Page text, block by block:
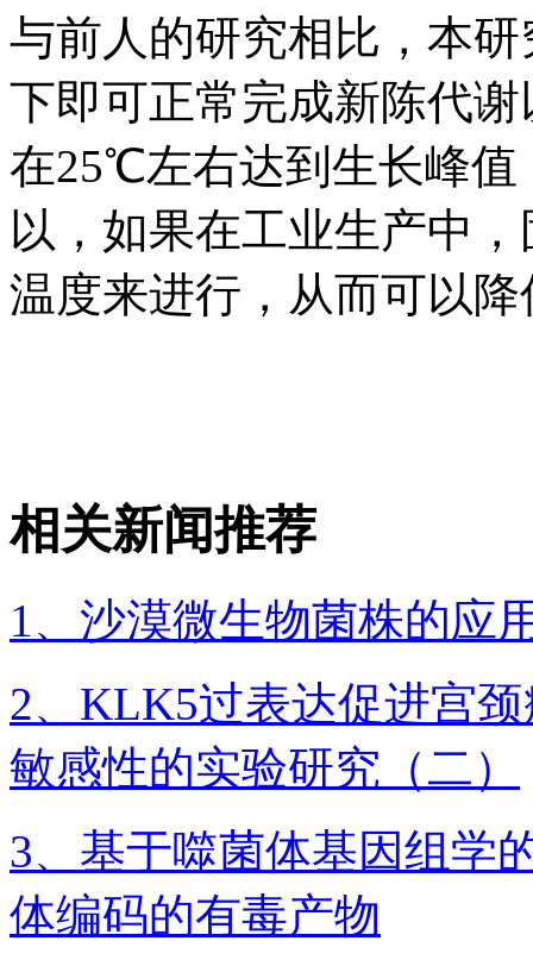
与前人的研究相比，本
下即可正常完成新陈代
在25℃左右达到生长峰值
以，如果在工业生产中
温度来进行，从而可以
相关新闻推荐
1、​沙漠微生物菌株的应
2、​KLK5过表达促进宫
敏感性的实验研究（二）
3、基于噬菌体基因组学
体编码的有毒产物